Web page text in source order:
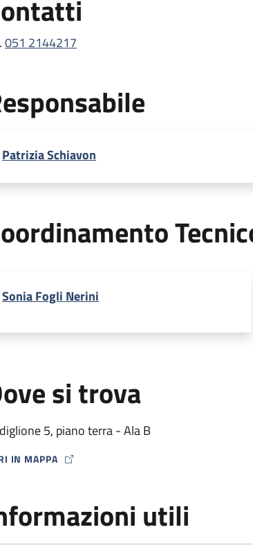
051 2144217
Patrizia Schiavon
Sonia Fogli Nerini
si trova
5, piano terra - Ala B
IN MAPPA
ICON
utili